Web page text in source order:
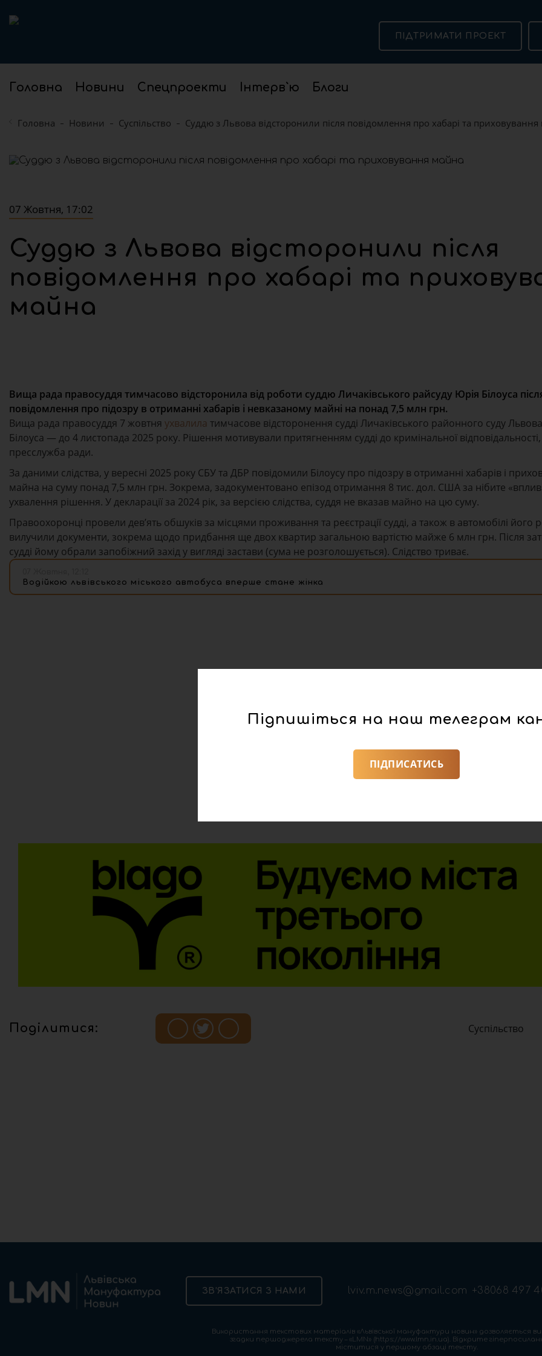
Головна Новини Спецпроекти Інтерв`ю Блоги
ПІДТРИМАТИ ПРОЕКТ
Головна Новини Суспільство Суддю з Львова відсторонили після повідомлення про хабарі та
07 Жовтня, 17:02
Суддю з Львова відсторонили після
повідомлення про хабарі та
майна
Вища рада правосуддя тимчасово відсторонила від роботи суддю Личаківського райсуду Юрія Білоуса
повідомлення про підозру в отриманні хабарів і невказаному майні на понад 7,5 млн грн.
Вища рада правосуддя 7 жовтня ухвалила тимчасове відсторонення судді Личаківського районного суду
Білоуса — до 4 листопада 2025 року. Рішення мотивували притягненням судді до кримінальної
пресслужба ради.
За даними слідства, у вересні 2025 року СБУ та ДБР повідомили Білоусу про підозру в отриманні хабарів і
майна на суму понад 7,5 млн грн. Зокрема, задокументовано епізод отримання 8 тис. дол. США за нібите
ухвалення рішення. У декларації за 2024 рік, за версією слідства, суддя не вказав майно на цю суму.
Правоохоронці провели дев’ять обшуків за місцями проживання та реєстрації судді, а також в автомобілі його
вилучили документи, зокрема щодо придбання ще двох квартир загальною вартістю майже 6 млн грн. Після
судді йому обрали запобіжний захід у вигляді застави (сума не розголошується). Слідство триває.
Водійкою львівського міського автобуса вперше стане жінка
Поділитися: Суспільство
ЗВ’ЯЗАТИСЯ З НАМИ lviv.m.news@gmail.com +38068 497
Використання текстових матеріалів «Львівської мануфактури новин» дозволяється
згадки першоджерела тексту – «LMN» (https://www.lmn.in.ua). Відкрите
міститися у першому абзаці тексту.
Підпишіться на наш телеграм
ПІДПИСАТИСЬ